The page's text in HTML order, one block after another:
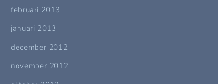
februari 2013
januari 2013
december 2012
november 2012